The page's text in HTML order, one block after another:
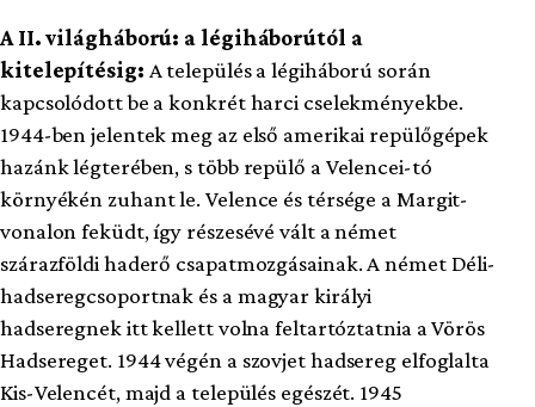
A II. világháború: a légiháborútól a
kitelepítésig: A település a légiháború során
kapcsolódott be a konkrét harci cselekményekbe.
1944-ben jelentek meg az első amerikai repülőgépek
hazánk légterében, s több repülő a Velencei-tó
környékén zuhant le. Velence és térsége a Margit-
vonalon feküdt, így részesévé vált a német
szárazföldi haderő csapatmozgásainak. A német Déli-
hadseregcsoportnak és a magyar királyi
hadseregnek itt kellett volna feltartóztatnia a Vörös
Hadsereget. 1944 végén a szovjet hadsereg elfoglalta
Kis-Velencét, majd a település egészét. 1945